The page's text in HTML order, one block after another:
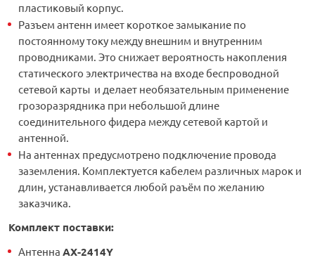
пластиковый корпус.
Разъем антенн имеет короткое замыкание по
постоянному току между внешним и внутренним
проводниками. Это снижает вероятность накопления
статического электричества на входе беспроводной
сетевой карты и делает необязательным применение
грозоразрядника при небольшой длине
соединительного фидера между сетевой картой и
антенной.
На антеннах предусмотрено подключение провода
заземления. Комплектуется кабелем различных марок и
длин, устанавливается любой раъём по желанию
заказчика.
Комплект поставки:
Антенна АX-2414Y